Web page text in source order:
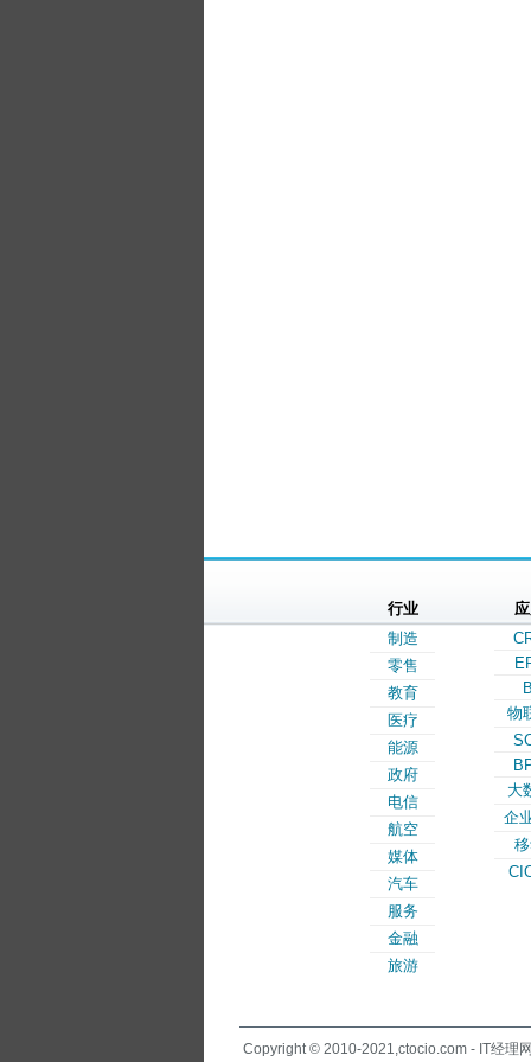
行业
制造
零售
教育
医疗
能源
政府
电信
航空
媒体
汽车
服务
金融
旅游
BI
物
大
企
Copyright © 2010-2021,ctocio.com - IT经理网